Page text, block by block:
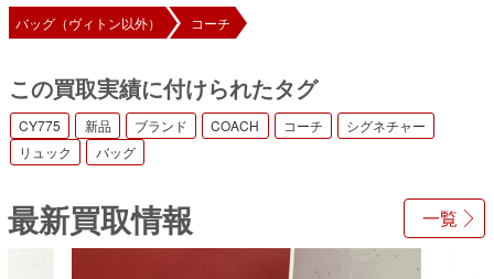
バッグ（ヴィトン以外） コーチ
この買取実績に付けられたタグ
CY775 新品 ブランド COACH コーチ
シグネチャー
リュック
バッグ
一覧
最新買取情報